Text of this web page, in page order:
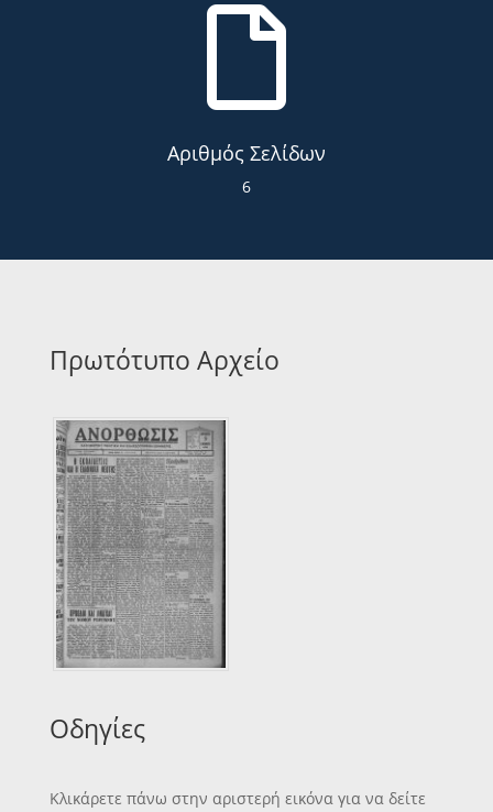

Αριθμός Σελίδων
6
Πρωτότυπο Αρχείο
Οδηγίες
Κλικάρετε πάνω στην αριστερή εικόνα για να δείτε